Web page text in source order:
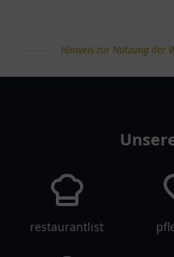
Hinweis zur Nutzung der
restaurantlist